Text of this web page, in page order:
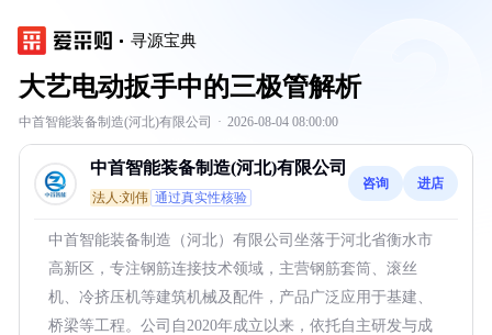
寻源宝典
大艺电动扳手中的三极管解析
中首智能装备制造(河北)有限公司 · 2026-08-04 08:00:00
中首智能装备制造(河北)有限公司
法人:刘伟 通过真实性核验
咨询 进店
中首智能装备制造（河北）有限公司坐落于河北省衡水市
高新区，专注钢筋连接技术领域，主营钢筋套筒、滚丝
机、冷挤压机等建筑机械及配件，产品广泛应用于基建、
桥梁等工程。公司自2020年成立以来，依托自主研发与成